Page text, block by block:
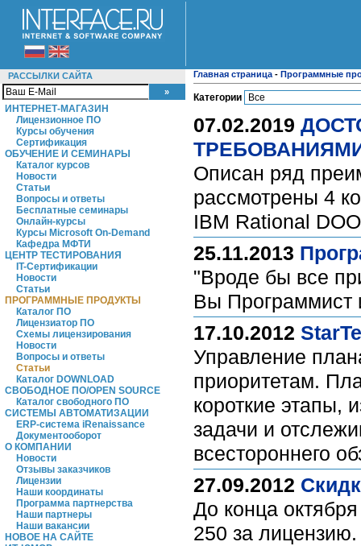
РАССЫЛКИ САЙТА
ИНТЕРНЕТ-МАГАЗИН
Лицензионное ПО
Курсы обучения
Сертификация
ОБУЧЕНИЕ И СЕМИНАРЫ
Каталог курсов
Новости
Статьи
Вопросы и ответы
Бесплатные семинары
Онлайн-курсы
Курсы Microsoft On-Demand
Кафедра МФТИ
ЦЕНТР ТЕСТИРОВАНИЯ
IT-Сертификации
Новости
Статьи
ПРОГРАММНЫЕ ПРОДУКТЫ
Каталог ПО
Лицензиатор ПО
Схемы лицензирования
Новости
Вопросы и ответы
Статьи
Каталог DOWNLOAD
СВОБОДНОЕ ПО/OPEN SOURCE
Каталог свободного ПО
СИСТЕМЫ АВТОМАТИЗАЦИИ
ERP-система iRenaissance
Документооборот
О КОМПАНИИ
Новости
Отзывы заказчиков
Лицензии
Наши координаты
Программа партнерства
Наши партнеры
Наши вакансии
НОВОЕ НА САЙТЕ
Главная страница - Программные
Категории
07.02.2019
Описан ряд
рассмотрены 4
IBM Rational
25.11.2013
"Вроде бы все
Вы Программист
17.10.2012
Управление
приоритетам.
короткие этапы,
задачи и
всестороннего
27.09.2012
До конца
250 за